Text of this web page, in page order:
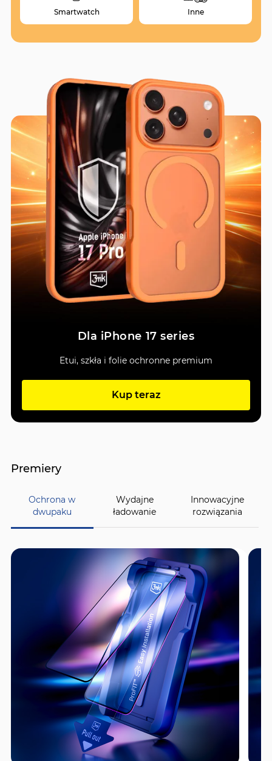
Smartwatch Inne
Dla iPhone 17 series
Etui, szkła i folie ochronne premium
Kup teraz
Premiery
Ochrona w
dwupaku
Wydajne
ładowanie
Innowacyjne
rozwiązania